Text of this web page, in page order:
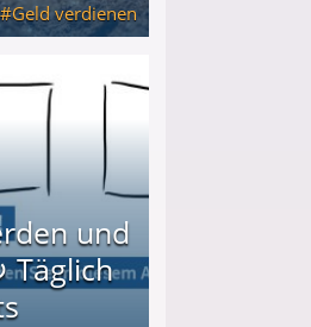
Geld verdienen
und
Täglich